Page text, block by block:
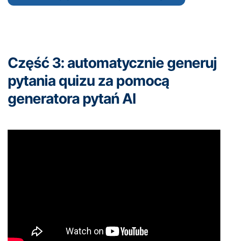
Część 3: automatycznie generuj
pytania quizu za pomocą
generatora pytań AI